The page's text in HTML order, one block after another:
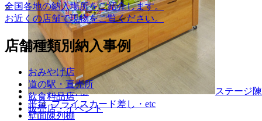
平台
壁面陳列棚
ラウンド・六角陳列台
トレイラック
システム什器
レジカンター
シェルフラック
園芸什器
プライスカード差し・etc
ステージ
平台
壁面陳列棚
全国各地の納入場所をご紹介します。
お近くの店舗で現物をご覧ください。
店舗種類別納入事例
おみやげ店
道の駅・直売所
飲食料品店
販売店・イベント
×